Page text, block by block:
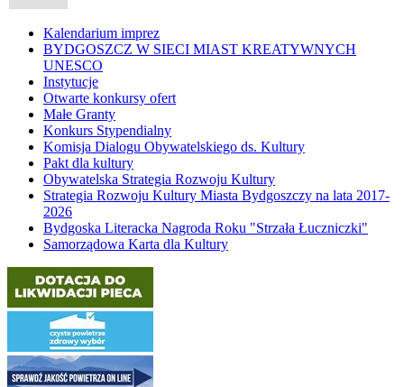
Kalendarium imprez
BYDGOSZCZ W SIECI MIAST KREATYWNYCH
UNESCO
Instytucje
Otwarte konkursy ofert
Małe Granty
Konkurs Stypendialny
Komisja Dialogu Obywatelskiego ds. Kultury
Pakt dla kultury
Obywatelska Strategia Rozwoju Kultury
Strategia Rozwoju Kultury Miasta Bydgoszczy na lata 2017-
2026
Bydgoska Literacka Nagroda Roku "Strzała Łuczniczki"
Samorządowa Karta dla Kultury